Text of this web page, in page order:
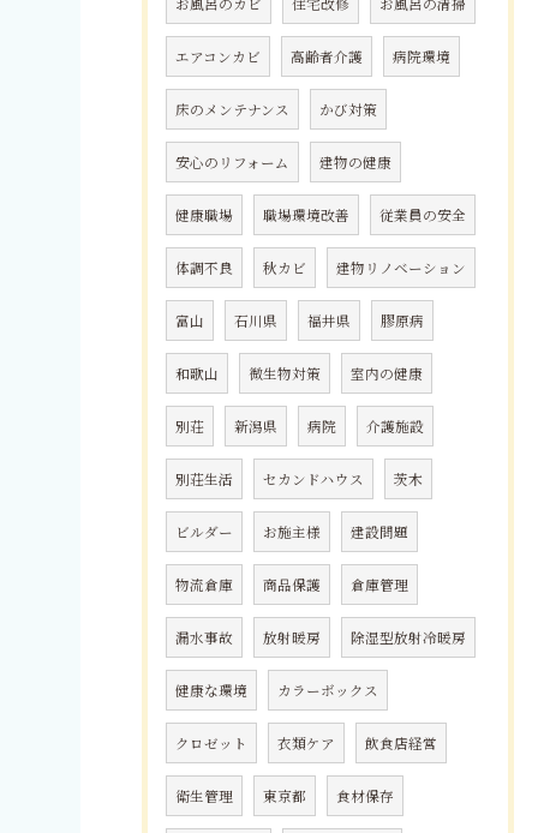
お風呂のカビ 住宅改修 お風呂の清掃
エアコンカビ 高齢者介護 病院環境
床のメンテナンス かび対策
安心のリフォーム 建物の健康
健康職場 職場環境改善 従業員の安全
体調不良 秋カビ 建物リノベーション
富山 石川県 福井県 膠原病
和歌山 微生物対策 室内の健康
別荘 新潟県 病院 介護施設
別荘生活 セカンドハウス 茨木
ビルダー お施主様 建設問題
物流倉庫 商品保護 倉庫管理
漏水事故 放射暖房 除湿型放射冷暖房
健康な環境 カラーボックス
クロゼット 衣類ケア 飲食店経営
衛生管理 東京都 食材保存